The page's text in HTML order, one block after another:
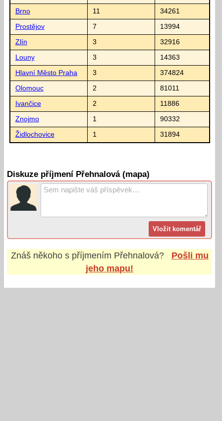
Brno 11 34261
Prostějov 7 13994
Zlín 3 32916
Louny 3 14363
Hlavní Město Praha 3 374824
Olomouc 2 81011
Ivančice 2 11886
Znojmo 1 90332
Židlochovice 1 31894
Diskuze příjmení Přehnalová (mapa)
Znáš někoho s příjmením Přehnalová?
Pošli mu
jeho mapu!